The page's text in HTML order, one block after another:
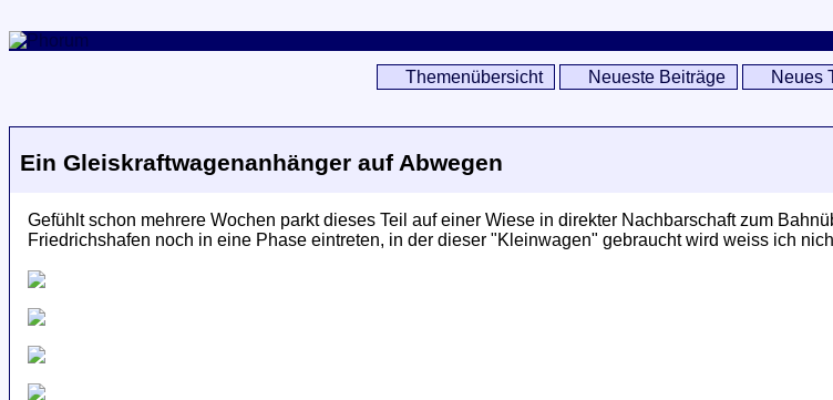
Themenübersicht Neueste Beiträge Neues
Ein Gleiskraftwagenanhänger auf Abwegen
Gefühlt schon mehrere Wochen parkt dieses Teil auf einer Wiese in direkter Nachbarschaft zum
Friedrichshafen noch in eine Phase eintreten, in der dieser "Kleinwagen" gebraucht wird weiss ich